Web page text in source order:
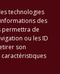
technologies
des
permettra de
ou les ID
son